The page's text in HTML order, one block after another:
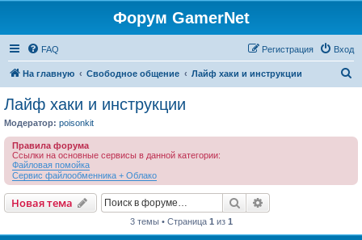
Форум GamerNet
FAQ Вход
Регистрация
На главную Свободное общение Лайф хаки и инструкции
Лайф хаки и инструкции
Модератор: poisonkit
Правила форума
Ссылки на основные сервисы в данной категории:
Файловая помойка
Сервис файлообменника + Облако
Новая тема Поиск
3 темы • Страница 1 из 1